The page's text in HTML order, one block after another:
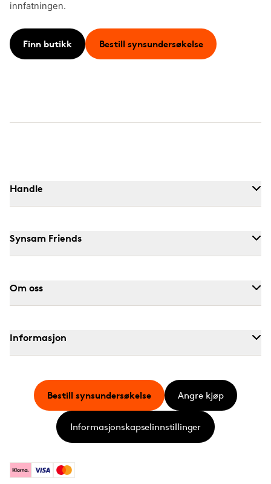
innfatningen.
Finn butikk Bestill synsundersøkelse
Handle
Synsam Friends
Om oss
Informasjon
KlarnaVisa Mastercard
Bestill synsundersøkelse Angre kjøp
Informasjonskapselinnstillinger